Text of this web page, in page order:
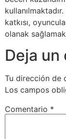
katkısı,
olanak
Deja
Tu dirección de
Los campos
Comentario *